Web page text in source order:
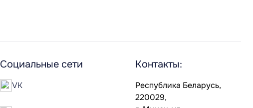
Социальные сети
VK
Контакты:
Республика Беларусь,
220029,